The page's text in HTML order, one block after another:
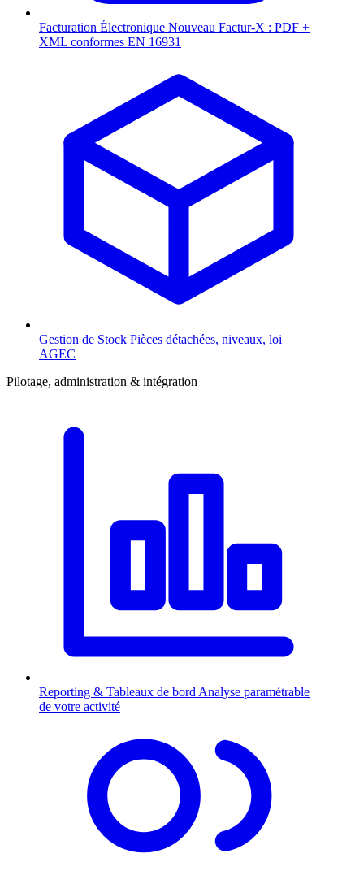
Facturation Électronique Nouveau Factur-X : PDF +
XML conformes EN 16931
Gestion de Stock Pièces détachées, niveaux, loi
AGEC
Pilotage, administration & intégration
Reporting & Tableaux de bord Analyse paramétrable
de votre activité